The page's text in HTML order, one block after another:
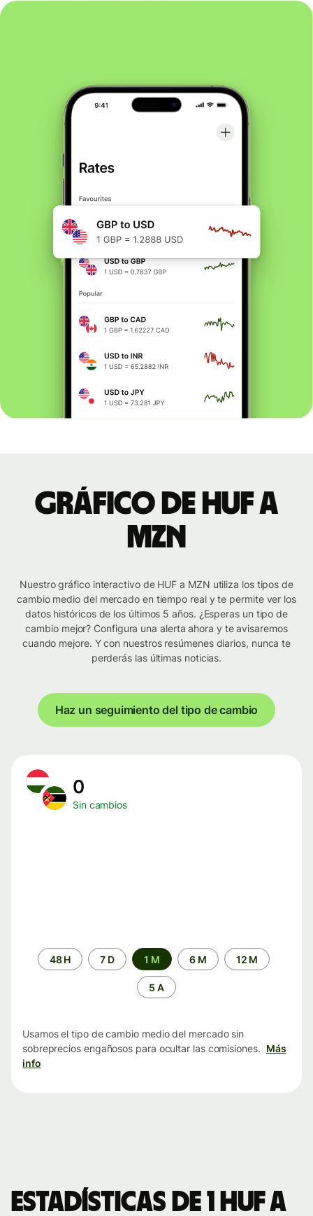
Gráfico de HUF a
MZN
Nuestro gráfico interactivo de HUF a MZN utiliza los tipos de
cambio medio del mercado en tiempo real y te permite ver los
datos históricos de los últimos 5 años. ¿Esperas un tipo de
cambio mejor? Configura una alerta ahora y te avisaremos
cuando mejore. Y con nuestros resúmenes diarios, nunca te
perderás las últimas noticias.
Haz un seguimiento del tipo de cambio
0
Sin cambios
Periodo48 H 7 D 1 M 6 M 12 M
5 A
Usamos el tipo de cambio medio del mercado sin
sobreprecios engañosos para ocultar las comisiones. Más
info
Estadísticas de 1 HUF a